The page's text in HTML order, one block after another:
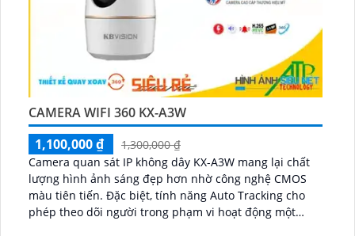
CAMERA WIFI 360 KX-A3W
1,100,000 ₫
1,300,000 ₫
Camera quan sát IP không dây KX-A3W mang lại chất
lượng hình ảnh sáng đẹp hơn nhờ công nghệ CMOS
màu tiên tiến. Đặc biệt, tính năng Auto Tracking cho
phép theo dõi người trong phạm vi hoạt động một